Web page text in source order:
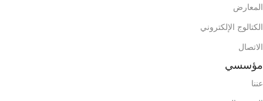
الوزن الإجمالي للكرتون
المعارض
الكتالوج الإلكتروني
الاتصال
مؤسسي
عننا